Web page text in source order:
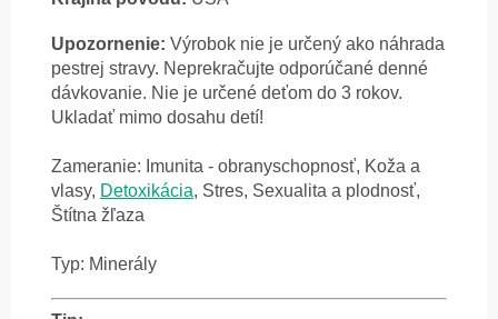
Upozornenie: Výrobok nie je určený ako náhrada
pestrej stravy. Neprekračujte odporúčané denné
dávkovanie. Nie je určené deťom do 3 rokov.
Ukladať mimo dosahu detí!
Zameranie: Imunita - obranyschopnosť, Koža a
vlasy, Detoxikácia, Stres, Sexualita a plodnosť,
Štítna žľaza
Typ: Minerály